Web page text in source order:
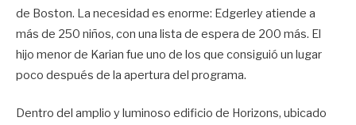
de Boston. La necesidad es enorme: Edgerley atiende a
más de 250 niños, con una lista de espera de 200 más. El
hijo menor de Karian fue uno de los que consiguió un lugar
poco después de la apertura del programa.
Dentro del amplio y luminoso edificio de Horizons, ubicado